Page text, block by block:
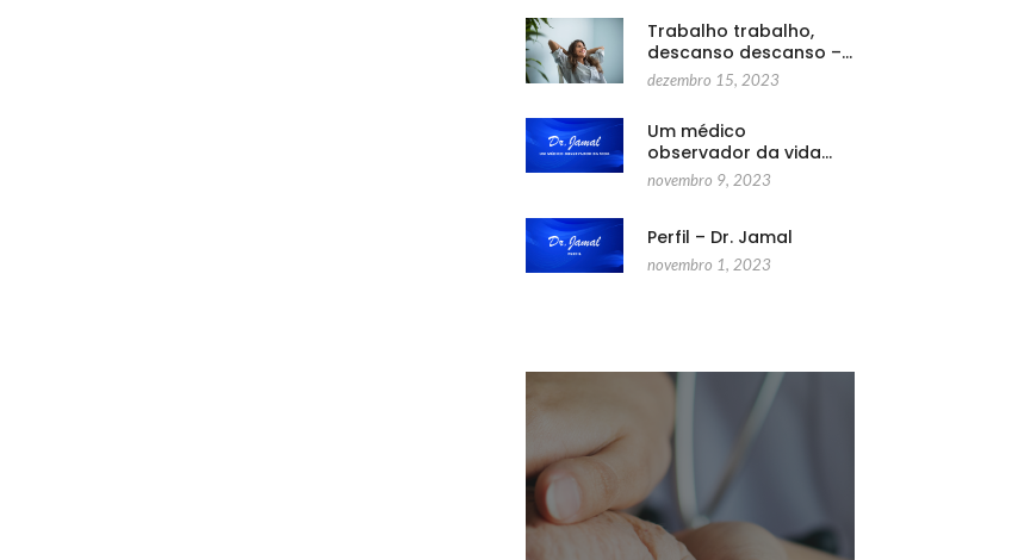
Trabalho trabalho,
descanso descanso –…
dezembro 15, 2023
Um médico
observador da vida…
novembro 9, 2023
Perfil – Dr. Jamal
novembro 1, 2023